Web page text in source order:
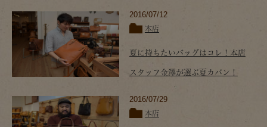
2016/07/12
本店
夏に持ちたいバッグはコレ！本店
スタッフ金澤が選ぶ夏カバン！
2016/07/29
本店